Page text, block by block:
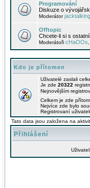
Programování
Diskuze o
Moderátorjacktalking
Offtopic
Chcete-li si s
Moderátoři cHaOOs
Kdo je přítomen
Uživatelé zaslali
Je zde 20322
Nejnovějším
Celkem je zde
Nejvíce zde bylo
Registrovaní
Tato data jsou založena na
Přihlášení
Uživatel: